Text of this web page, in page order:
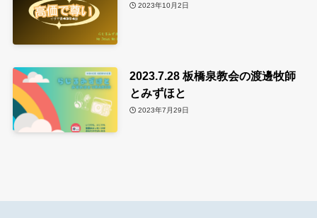
2023年10月2日
2023.7.28 板橋泉教会の渡邊牧師
とみずほと
2023年7月29日